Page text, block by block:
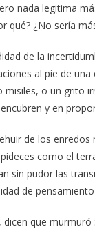
nada legitima
qué? ¿No sería
de la
al pie de
o un grito
y en
de los
como el
sin pudor las
de
dicen que